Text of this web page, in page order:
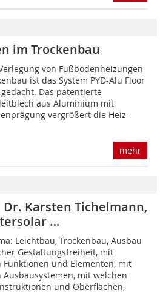
im Trockenbau
von Fußbodenheizungen
ist das System PYD-Alu Floor
gedacht. Das patentierte
aus Aluminium mit
vergrößert die Heiz-
mehr
Karsten Tichelmann,
…
Leichtbau, Trockenbau, Ausbau
Gestaltungsfreiheit, mit
Funk­tionen und Elementen, mit
Ausbausystemen, mit welchen
und Oberflächen,